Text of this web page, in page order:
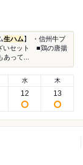
生ハム 】 ・信州牛ブ
いセット ■鶏の唐揚
って...
水
12
木
13